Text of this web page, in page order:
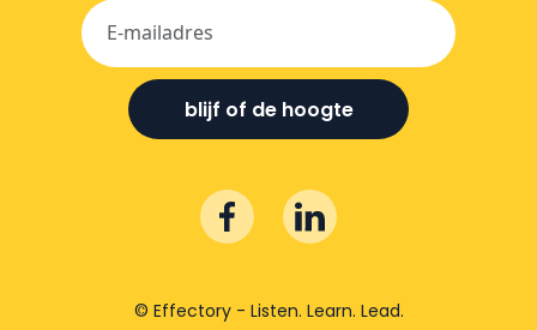
blijf of de hoogte
© Effectory - Listen. Learn. Lead.